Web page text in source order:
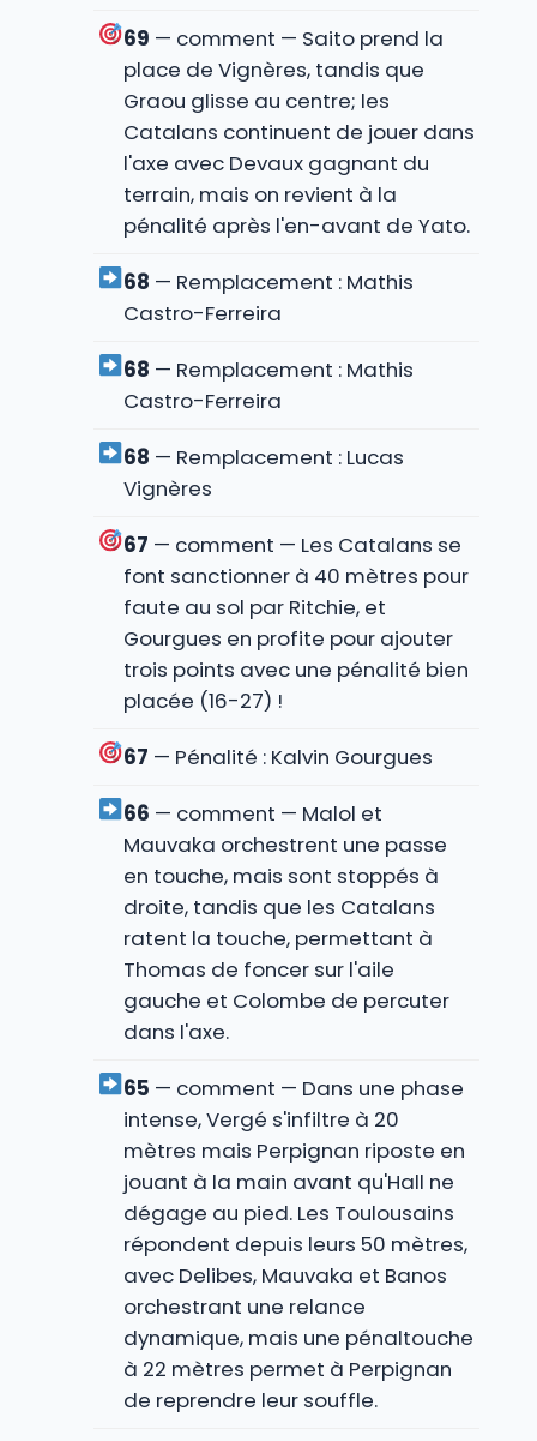
69 — comment — Saito prend la
place de Vignères, tandis que
Graou glisse au centre; les
Catalans continuent de jouer dans
l'axe avec Devaux gagnant du
terrain, mais on revient à la
pénalité après l'en-avant de Yato.
68 — Remplacement : Mathis
Castro-Ferreira
68 — Remplacement : Mathis
Castro-Ferreira
68 — Remplacement : Lucas
Vignères
67 — comment — Les Catalans se
font sanctionner à 40 mètres pour
faute au sol par Ritchie, et
Gourgues en profite pour ajouter
trois points avec une pénalité bien
placée (16-27) !
67 — Pénalité : Kalvin Gourgues
66 — comment — Malol et
Mauvaka orchestrent une passe
en touche, mais sont stoppés à
droite, tandis que les Catalans
ratent la touche, permettant à
Thomas de foncer sur l'aile
gauche et Colombe de percuter
dans l'axe.
65 — comment — Dans une phase
intense, Vergé s'infiltre à 20
mètres mais Perpignan riposte en
jouant à la main avant qu'Hall ne
dégage au pied. Les Toulousains
répondent depuis leurs 50 mètres,
avec Delibes, Mauvaka et Banos
orchestrant une relance
dynamique, mais une pénaltouche
à 22 mètres permet à Perpignan
de reprendre leur souffle.